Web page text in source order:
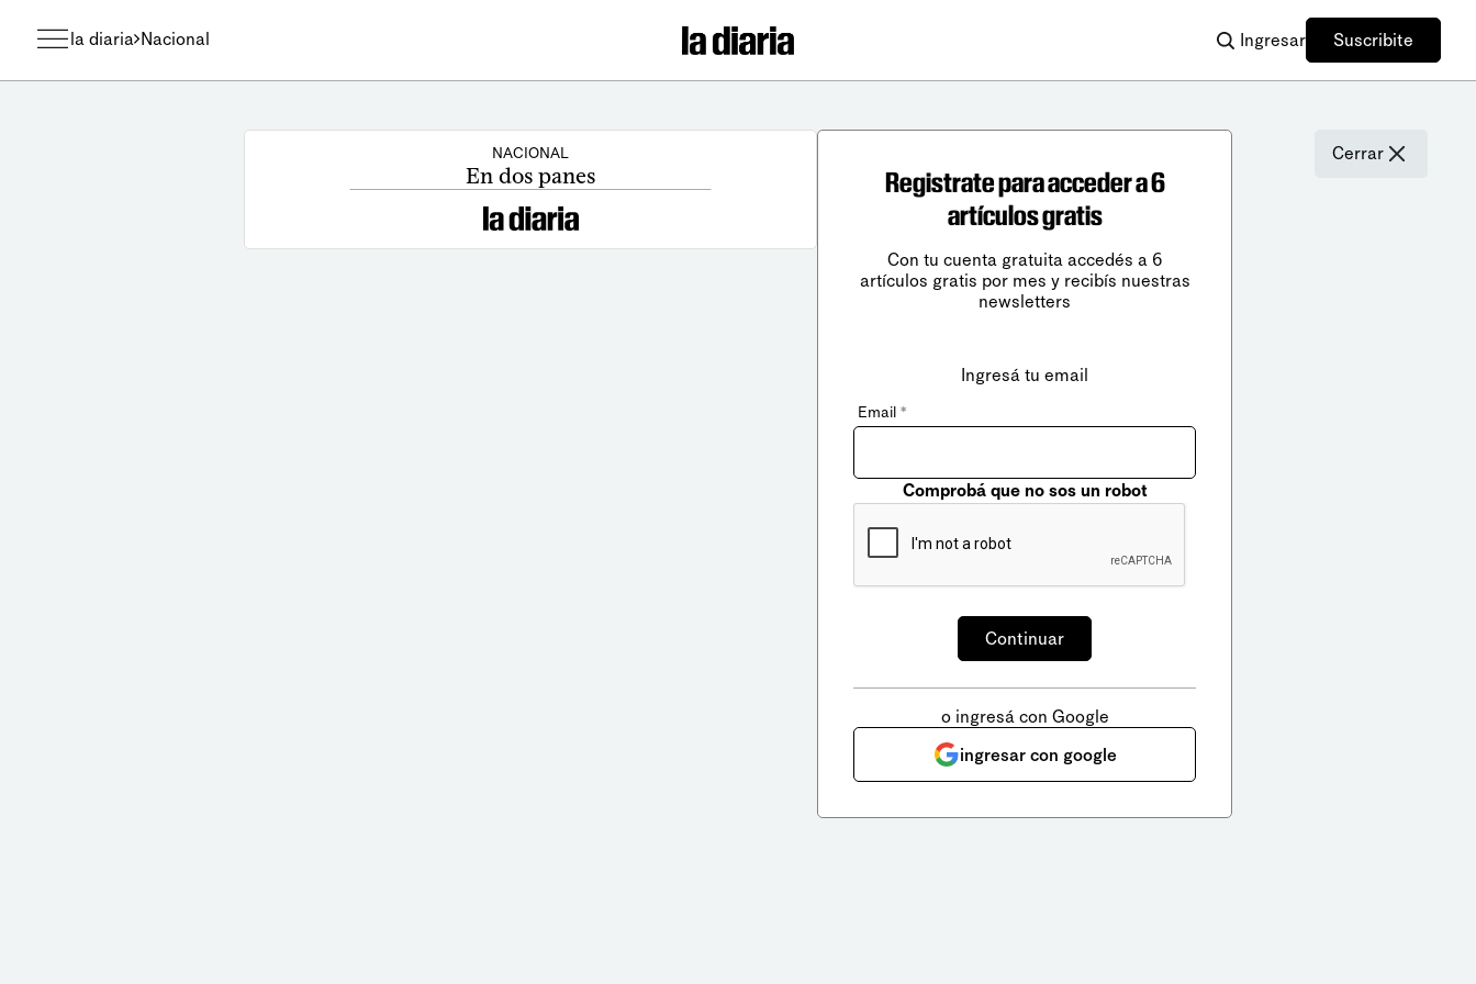
la diaria Nacional Ingresar Suscribite
NACIONAL
En dos panes
Cerrar
Registrate para acceder a 6
artículos gratis
Con tu cuenta gratuita accedés a 6
artículos gratis por mes y recibís nuestras
newsletters
Ingresá tu email
Email *
Comprobá que no sos un robot
o ingresá con Google
ingresar con google